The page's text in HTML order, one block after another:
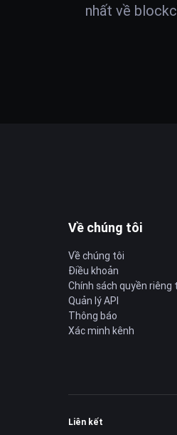
nhất về
Về chúng tôi
Về chúng tôi
Điều khoản
Chính sách quyền riêng
Quản lý API
Thông báo
Xác minh kênh
Liên kết